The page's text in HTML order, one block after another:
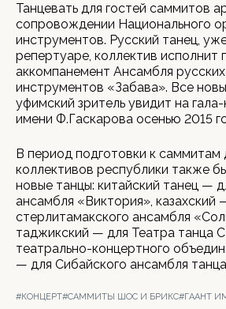
Танцевать для гостей саммитов
сопровождении Национального
инструментов. Русский танец,
репертуаре, коллектив исполнит
аккомпанемент Ансамбля
инструментов «Забава». Все
уфимский зритель увидит на
имени Ф.Гаскарова осенью 2015
В период подготовки к саммитам
коллективов республики также
новые танцы: китайский танец —
ансамбля «Виктория», казахский
стерлитамакского ансамбля
таджикский — для Театра танца
театрально-концертного
— для Сибайского ансамбля
#КОНЦЕРТ#САММИТЫ ШОС И БРИКС#ГААНТ